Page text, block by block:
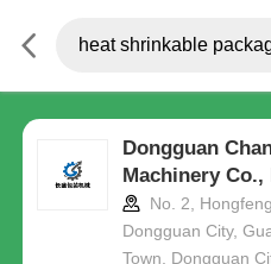
Dongguan
Machinery Co.,
No. 2,
Dongguan City,
Town, Dongguan